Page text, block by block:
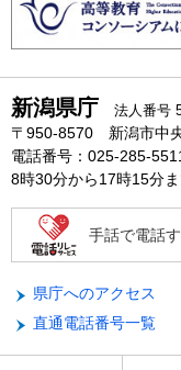
新潟県庁 法人番号
〒950-8570 新潟市中
電話番号：025-285-
8時30分から17時15分
手話で電話
県庁へのアクセス
直通電話番号一覧